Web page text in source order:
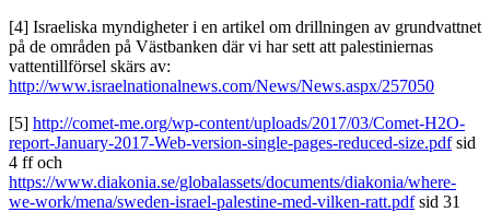
[4] Israeliska myndigheter i en artikel om drillningen av grundvattnet
på de områden på Västbanken där vi har sett att palestiniernas
vattentillförsel skärs av:
http://www.israelnationalnews.com/News/News.aspx/257050
[5] http://comet-me.org/wp-content/uploads/2017/03/Comet-H2O-
report-January-2017-Web-version-single-pages-reduced-size.pdfsid
4 ff och
https://www.diakonia.se/globalassets/documents/diakonia/where-
we-work/mena/sweden-israel-palestine-med-vilken-ratt.pdfsid 31